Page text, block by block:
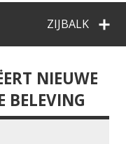
ZIJBALK
NIEUWE
BELEVING